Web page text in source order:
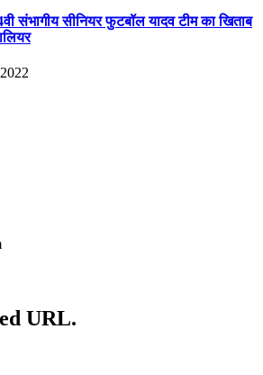
संभागीय सीनियर फुटबॉल यादव टीम का खिताब
URL.